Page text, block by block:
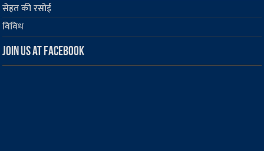
सेहत की रसोई
विविध
Join us at Facebook